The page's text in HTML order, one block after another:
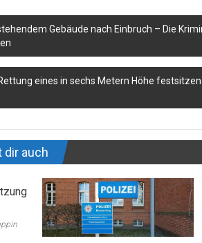
Gebäude nach Einbruch – Die
eines in sechs Metern Höhe
dir auch